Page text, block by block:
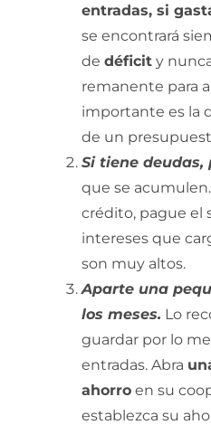
entradas, si
se encontrará
de déficit y
remanente para
importante es la
de un
Si tiene deudas,
que se
crédito, pague el
intereses que
son muy altos.
Aparte una
los meses. Lo
guardar por lo
entradas. Abra
ahorro en su
establezca su